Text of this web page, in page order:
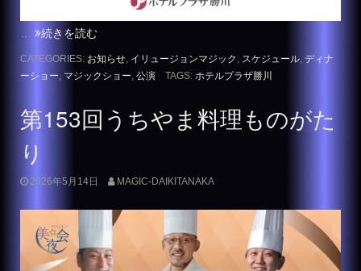
続きを読む
CATEGORIES: お知らせ, イリュージョンマジック , スケジュール, ディナ
ーショー, マジックショー, 公演 TAGS: ホテルプラザ勝川
第153回うちやま料理ものがた
り
2026年5月14日 MAGIC-DAIKITANAKA